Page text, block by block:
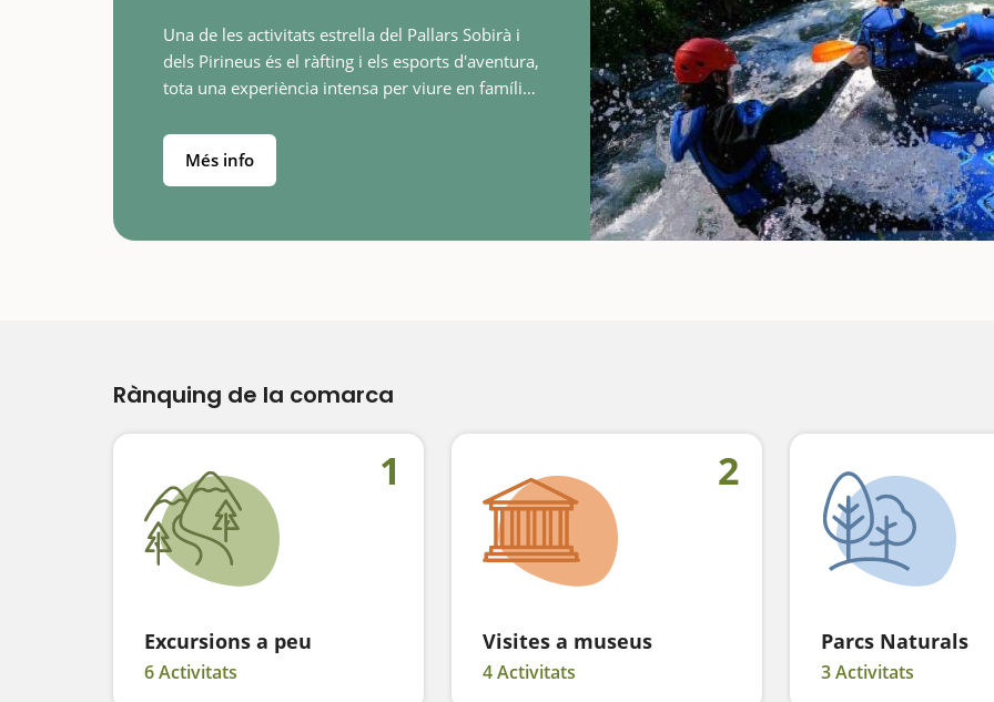
Una de les activitats estrella del Pallars Sobirà i
dels Pirineus és el ràfting i els esports d'aventura,
tota una experiència intensa per viure en família.
Més info
Rànquing de la comarca
1
Excursions a peu
6 Activitats
2
Visites a museus
4 Activitats
Parcs Naturals
3 Activitats